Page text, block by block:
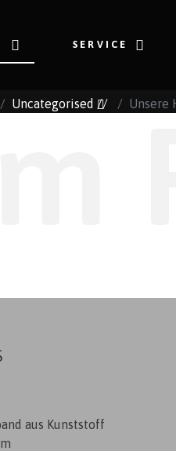
SERVICE
Uncategorised // Unsere
aus Kunststoff